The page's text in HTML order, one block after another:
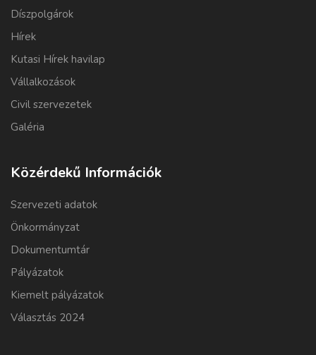
Díszpolgárok
Hírek
Kutasi Hírek havilap
Vállalkozások
Civil szervezetek
Galéria
Közérdekű Információk
Szervezeti adatok
Önkormányzat
Dokumentumtár
Pályázatok
Kiemelt pályázatok
Választás 2024